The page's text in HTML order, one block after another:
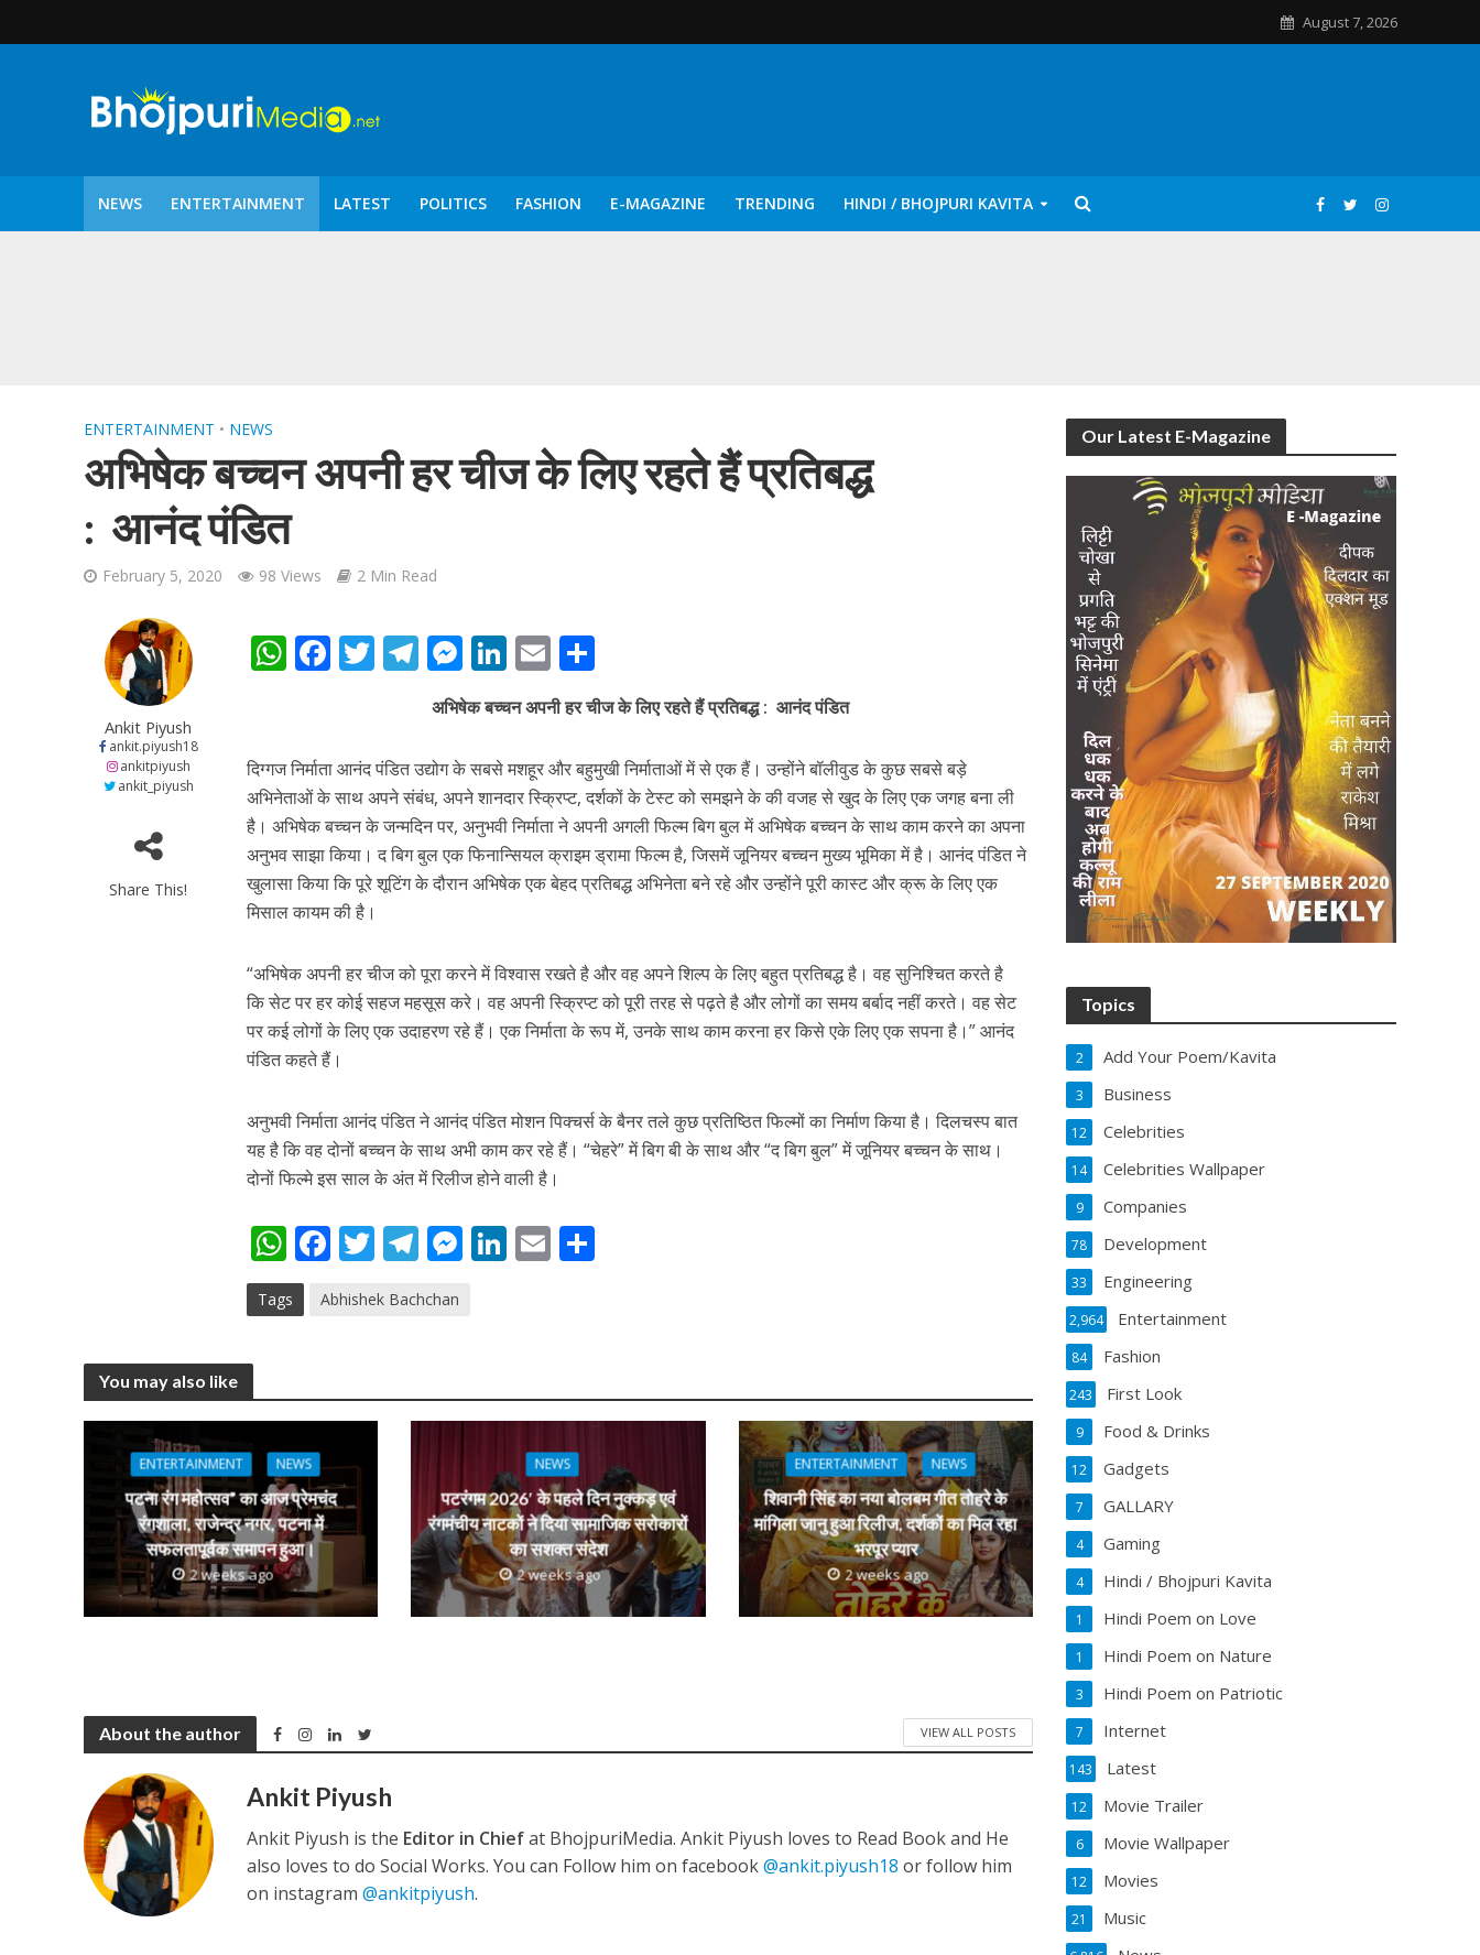
August 7, 2026
NEWS ENTERTAINMENT LATEST POLITICS FASHION E-MAGAZINE TRENDING HINDI / BHOJPURI KAVITA
शिवानी सिंह का नया बोलबम गीत तोहरे के मांगिला जानु हुआ रिलीज, दर्शकों का मिल रहा भरपूर प्यार
नेहा म्यूजिक वर्ल्ड पर रिलीज हुआ भोजपुरी गीत जिंदगी जियल छोड़ देहब, दर्शकों का मिल रहा भरपूर प्यार
ENTERTAINMENT • NEWS
अभिषेक बच्चन अपनी हर चीज के लिए रहते हैं प्रतिबद्ध
: आनंद पंडित
February 5, 2020 98 Views 2 Min Read
Ankit Piyush
ankit.piyush18
ankitpiyush
ankit_piyush
Share This!
W
s
A
p
p
F
b
o
o
k
T
er
T
el
e
gr
a
m
M
e
ss
e
n
g
er
Li
k
e
dI
n
E
m
ai
l
h
ar
e
अभिषेक बच्चन अपनी हर चीज के लिए रहते हैं प्रतिबद्ध : आनंद पंडित
दिग्गज निर्माता आनंद पंडित उद्योग के सबसे मशहूर और बहुमुखी निर्माताओं में से एक हैं। उन्होंने बॉलीवुड के कुछ सबसे बड़े
अभिनेताओं के साथ अपने संबंध, अपने शानदार स्क्रिप्ट, दर्शकों के टेस्ट को समझने के की वजह से खुद के लिए एक जगह बना ली
है। अभिषेक बच्चन के जन्मदिन पर, अनुभवी निर्माता ने अपनी अगली फिल्म बिग बुल में अभिषेक बच्चन के साथ काम करने का अपना
अनुभव साझा किया। द बिग बुल एक फिनान्सियल क्राइम ड्रामा फिल्म है, जिसमें जूनियर बच्चन मुख्य भूमिका में है। आनंद पंडित ने
खुलासा किया कि पूरे शूटिंग के दौरान अभिषेक एक बेहद प्रतिबद्ध अभिनेता बने रहे और उन्होंने पूरी कास्ट और क्रू के लिए एक
मिसाल कायम की है।
“अभिषेक अपनी हर चीज को पूरा करने में विश्वास रखते है और वह अपने शिल्प के लिए बहुत प्रतिबद्ध है। वह सुनिश्चित करते है
कि सेट पर हर कोई सहज महसूस करे। वह अपनी स्क्रिप्ट को पूरी तरह से पढ़ते है और लोगों का समय बर्बाद नहीं करते। वह सेट
पर कई लोगों के लिए एक उदाहरण रहे हैं। एक निर्माता के रूप में, उनके साथ काम करना हर किसे एके लिए एक सपना है।” आनंद
पंडित कहते हैं।
अनुभवी निर्माता आनंद पंडित ने आनंद पंडित मोशन पिक्चर्स के बैनर तले कुछ प्रतिष्ठित फिल्मों का निर्माण किया है। दिलचस्प बात
यह है कि वह दोनों बच्चन के साथ अभी काम कर रहे हैं। “चेहरे” में बिग बी के साथ और “द बिग बुल” में जूनियर बच्चन के साथ।
दोनों फिल्मे इस साल के अंत में रिलीज होने वाली है।
W
h
at
p
p
F
e
o
k
T
itt
T
e
m
M
g
er
Li
n
E
Tags Abhishek Bachchan
You may also like
ENTERTAINMENT NEWS
पटना रंग महोत्सव” का आज प्रेमचंद
रंगशाला, राजेन्द्र नगर, पटना में
सफलतापूर्वक समापन हुआ।
2 weeks ago
NEWS
पटरंगम 2026′ के पहले दिन नुक्कड़ एवं
रंगमंचीय नाटकों ने दिया सामाजिक सरोकारों
का सशक्त संदेश
2 weeks ago
ENTERTAINMENT NEWS
शिवानी सिंह का नया बोलबम गीत तोहरे के
मांगिला जानु हुआ रिलीज, दर्शकों का मिल रहा
भरपूर प्यार
2 weeks ago
About the author VIEW ALL POSTS
Ankit Piyush
Ankit Piyush is the Editor in Chiefat BhojpuriMedia. Ankit Piyush loves to Read Book and He
also loves to do Social Works. You can Follow him on facebook@ankit.piyush18 or follow him
on instagram@ankitpiyush.
Our Latest E-Magazine
Topics
Add Your Poem/Kavita
2
Business
3
Celebrities
12
Celebrities Wallpaper
14
Companies
9
Development
78
Engineering
33
Entertainment
2,964
Fashion
84
First Look
243
Food & Drinks
9
Gadgets
12
GALLARY
7
Gaming
4
Hindi / Bhojpuri Kavita
4
Hindi Poem on Love
1
Hindi Poem on Nature
1
Hindi Poem on Patriotic
3
Internet
7
Latest
143
Movie Trailer
12
Movie Wallpaper
6
Movies
12
Music
21